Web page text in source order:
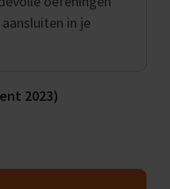
in je
2023)